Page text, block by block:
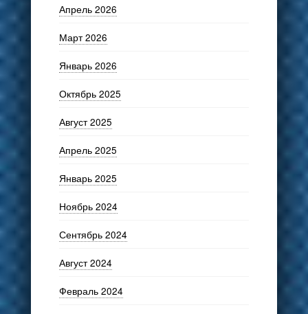
Апрель 2026
Март 2026
Январь 2026
Октябрь 2025
Август 2025
Апрель 2025
Январь 2025
Ноябрь 2024
Сентябрь 2024
Август 2024
Февраль 2024